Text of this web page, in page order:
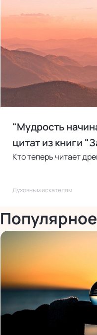
"Мудрость
цитат из книги
Кто теперь читает
Духовным искателям